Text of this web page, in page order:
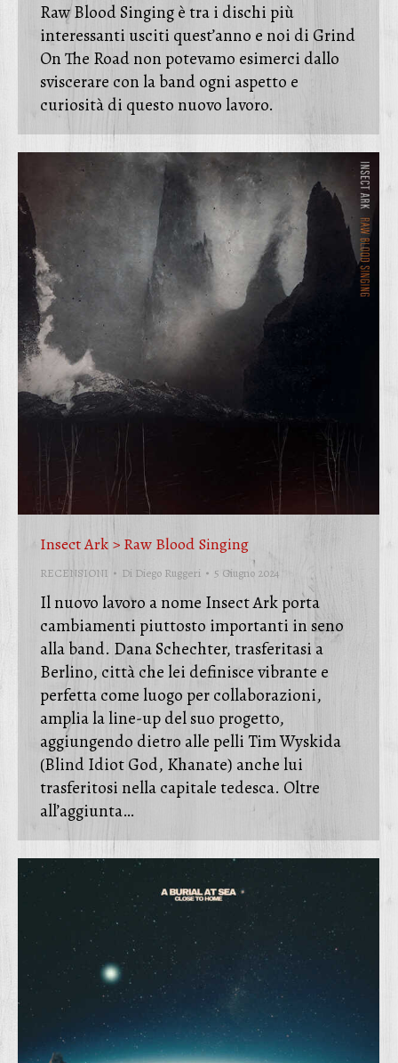
Raw Blood Singing è tra i dischi più
interessanti usciti quest’anno e noi di Grind
On The Road non potevamo esimerci dallo
sviscerare con la band ogni aspetto e
curiosità di questo nuovo lavoro.
Insect Ark > Raw Blood Singing
RECENSIONI Di Diego Ruggeri 5 Giugno 2024
Il nuovo lavoro a nome Insect Ark porta
cambiamenti piuttosto importanti in seno
alla band. Dana Schechter, trasferitasi a
Berlino, città che lei definisce vibrante e
perfetta come luogo per collaborazioni,
amplia la line-up del suo progetto,
aggiungendo dietro alle pelli Tim Wyskida
(Blind Idiot God, Khanate) anche lui
trasferitosi nella capitale tedesca. Oltre
all’aggiunta…